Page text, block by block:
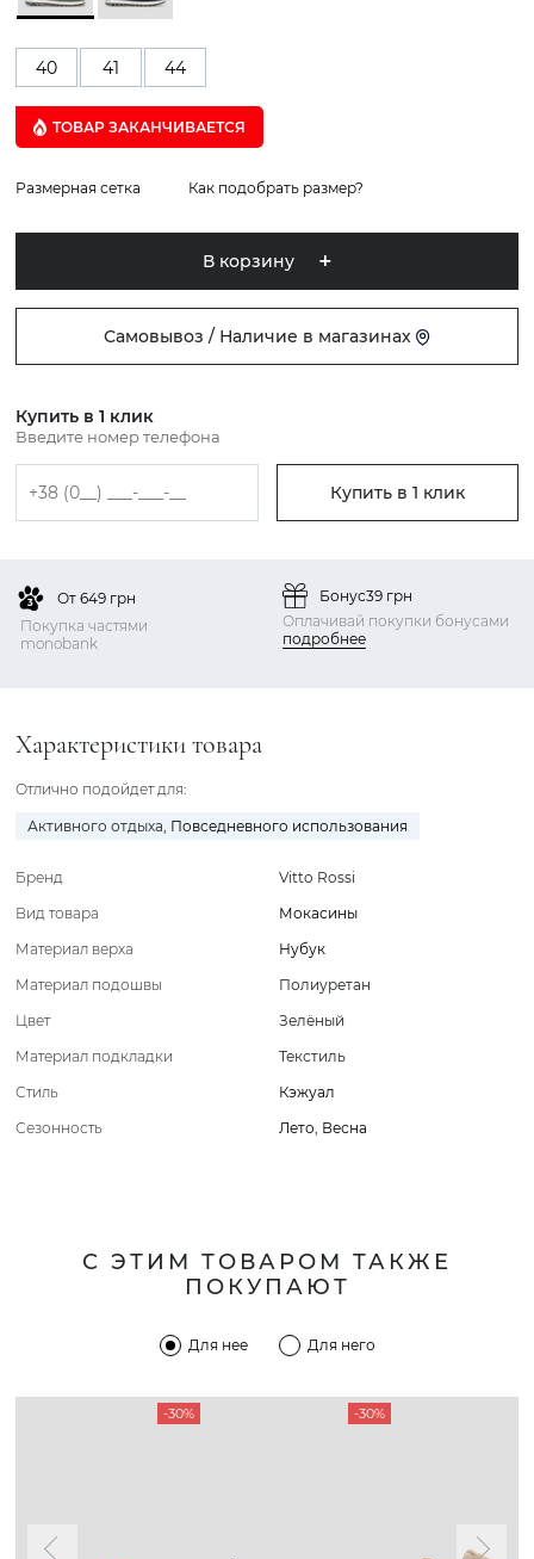
40 41 44
ТОВАР ЗАКАНЧИВАЕТСЯ
Размерная сетка Как подобрать размер?
В корзину
Самовывоз / Наличие в магазинах
Купить в 1 клик
Введите номер телефона
Купить в 1 клик
От 649 грн
Покупка частями
monobank
Бонус39 грн
Оплачивай покупки бонусами
подробнее
Характеристики товара
Отлично подойдет для:
Активного отдыха, Повседневного использования
Бренд
Vitto Rossi
Вид товара
Мокасины
Материал верха
Нубук
Материал подошвы
Полиуретан
Цвет
Зелёный
Материал подкладки
Текстиль
Стиль
Кэжуал
Сезонность
Лето, Весна
С ЭТИМ ТОВАРОМ ТАКЖЕ
ПОКУПАЮТ
Для нее Для него
-30% -30%